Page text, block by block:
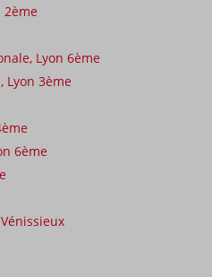
2ème
Lyon 6ème
Lyon 3ème
6ème